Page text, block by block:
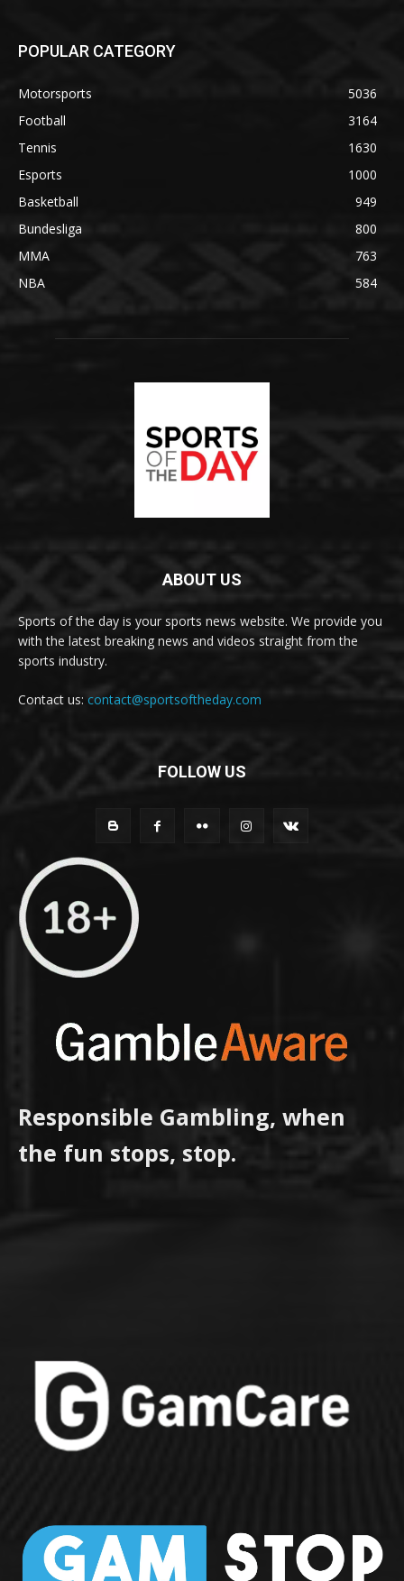
POPULAR CATEGORY
Motorsports
5036
Football
3164
Tennis
1630
Esports
1000
Basketball
949
Bundesliga
800
MMA
763
NBA
584
ABOUT US
Sports of the day is your sports news website. We provide you
with the latest breaking news and videos straight from the
sports industry.
Contact us: contact@sportsoftheday.com
FOLLOW US
Responsible Gambling, when
the fun stops, stop.